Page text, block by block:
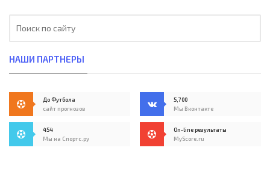
НАШИ ПАРТНЕРЫ
До Футбола
сайт прогнозов
5,700
Мы Вконтакте
454
Мы на Спортс.ру
On-line результаты
MyScore.ru